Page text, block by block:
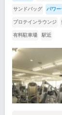
サンドバッグ パワー
プロテインラウンジ
有料駐車場 駅近